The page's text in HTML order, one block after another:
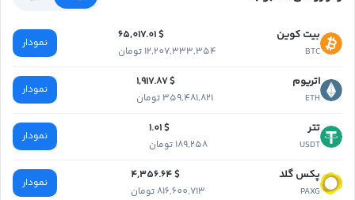
بیت کوین
BTC
$ 65,017.01
12,207,333,354 تومان
نمودار
اتریوم
ETH
$ 1,917.87
359,481,821 تومان
نمودار
تتر
USDT
$ 1.01
189,258 تومان
نمودار
پکس گلد
PAXG
$ 4,356.64
816,600,713 تومان
نمودار